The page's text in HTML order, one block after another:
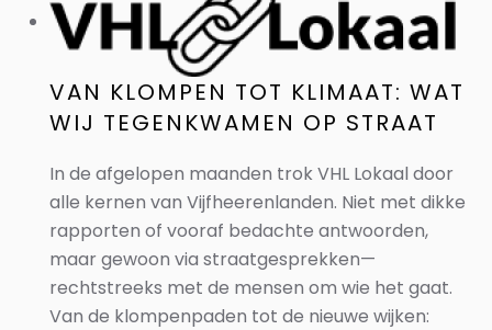
VAN KLOMPEN TOT KLIMAAT: WAT
WIJ TEGENKWAMEN OP STRAAT
In de afgelopen maanden trok VHL Lokaal door
alle kernen van Vijfheerenlanden. Niet met dikke
rapporten of vooraf bedachte antwoorden,
maar gewoon via straatgesprekken—
rechtstreeks met de mensen om wie het gaat.
Van de klompenpaden tot de nieuwe wijken: